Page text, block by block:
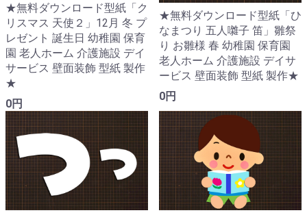
★無料ダウンロード型紙「ク
リスマス 天使２」12月 冬 プ
レゼント 誕生日 幼稚園 保育
園 老人ホーム 介護施設 デイ
サービス 壁面装飾 型紙 製作
★
0円
★無料ダウンロード型紙「ひ
なまつり 五人囃子 笛」雛祭
り お雛様 春 幼稚園 保育園
老人ホーム 介護施設 デイサ
ービス 壁面装飾 型紙 製作★
0円